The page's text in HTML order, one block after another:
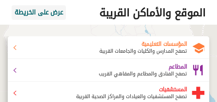
الموقع والأماكن القريبة عرض على الخريطة
المؤسسات التعليمية
تصفح المدارس والكليات والجامعات القريبة
المطاعم
تصفح الفنادق والمطاعم والمقاهي القريب
المستشفيات
تصفح المستشفيات والعيادات والمراكز الصحية القريبة